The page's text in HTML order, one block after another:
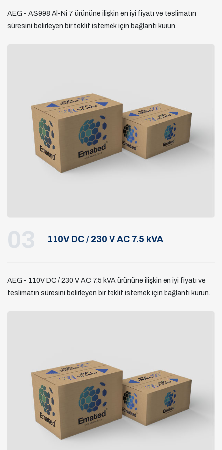
AEG - AS998 Al-Ni 7 ürününe ilişkin en iyi fiyatı ve teslimatın
süresini belirleyen bir teklif istemek için bağlantı kurun.
03 110V DC / 230 V AC 7.5 kVA
AEG - 110V DC / 230 V AC 7.5 kVA ürününe ilişkin en iyi fiyatı ve
teslimatın süresini belirleyen bir teklif istemek için bağlantı kurun.